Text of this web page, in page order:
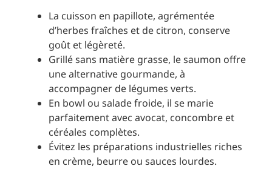
La cuisson en papillote, agrémentée
d’herbes fraîches et de citron, conserve
goût et légèreté.
Grillé sans matière grasse, le saumon offre
une alternative gourmande, à
accompagner de légumes verts.
En bowl ou salade froide, il se marie
parfaitement avec avocat, concombre et
céréales complètes.
Évitez les préparations industrielles riches
en crème, beurre ou sauces lourdes.